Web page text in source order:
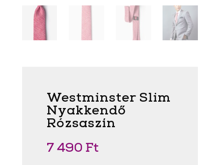
Westminster Slim
Nyakkendő
Rózsaszín
7 490 Ft